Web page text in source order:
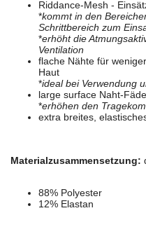
Riddance-Mesh -
*kommt in den
Schrittbereich zum
*erhöht die
Ventilation
flache Nähte für
Haut
*ideal bei Verwendung
large surface Naht-
*erhöhen den
extra breites,
Materialzusammensetzung:
88% Polyester
12% Elastan